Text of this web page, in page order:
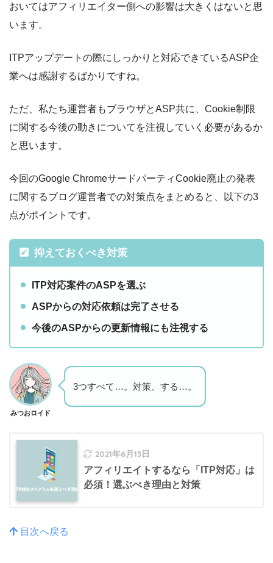
おいてはアフィリエイター側への影響は大きくはないと思
います。
ITPアップデートの際にしっかりと対応できているASP企
業へは感謝するばかりですね。
ただ、私たち運営者もブラウザとASP共に、Cookie制限
に関する今後の動きについてを注視していく必要があるか
と思います。
今回のGoogle ChromeサードパーティCookie廃止の発表
に関するブログ運営者での対策点をまとめると、以下の3
点がポイントです。
抑えておくべき対策
ITP対応案件のASPを選ぶ
ASPからの対応依頼は完了させる
今後のASPからの更新情報にも注視する
みつおロイド
3つすべて…。対策、する…。
2021年6月13日
アフィリエイトするなら「ITP対応」は
必須！選ぶべき理由と対策
目次へ戻る